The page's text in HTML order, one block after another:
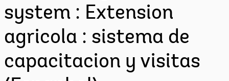
system : Extension
agricola : sistema de
capacitacion y visitas